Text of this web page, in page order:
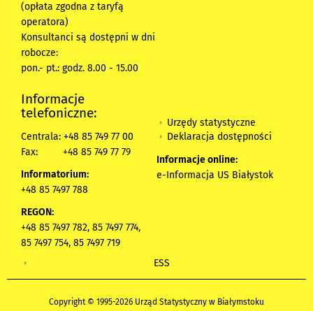
(opłata zgodna z taryfą
operatora)
Konsultanci są dostępni w dni
robocze:
pon.- pt.: godz. 8.00 - 15.00
Informacje
telefoniczne:
Centrala: +48 85 749 77 00
Fax:
+48 85 749 77 79
Informatorium:
+48 85 7497 788
REGON:
+48 85 7497 782, 85 7497 774,
85 7497 754, 85 7497 719
Urzędy statystyczne
Deklaracja dostępności
Informacje online:
e-Informacja US Białystok
ESS
Copyright © 1995-2026 Urząd Statystyczny w Białymstoku